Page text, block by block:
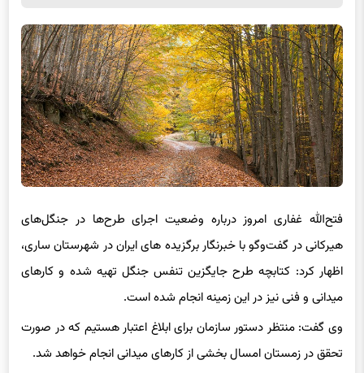
فتح‌الله غفاری امروز درباره وضعیت اجرای طرح‌ها در جنگل‌های
هیرکانی در گفت‌وگو با خبرنگار برگزیده های ایران در شهرستان ساری،
اظهار کرد: کتابچه طرح جایگزین تنفس جنگل تهیه شده و کارهای
میدانی و فنی نیز در این زمینه انجام شده است.
وی گفت: منتظر دستور سازمان برای ابلاغ اعتبار هستیم که در صورت
تحقق در زمستان امسال بخشی از کارهای میدانی انجام خواهد شد.